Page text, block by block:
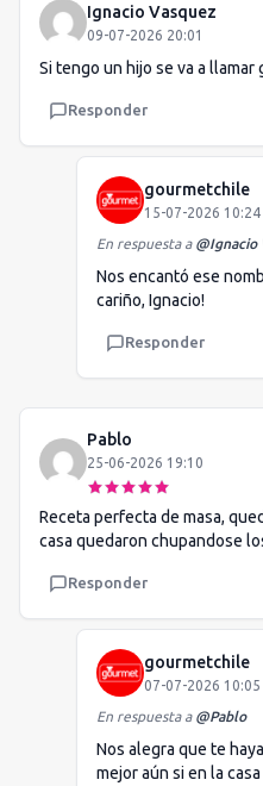
Ignacio Vasquez
09-07-2026 20:01
Si tengo un hijo se va a
Responder
gourmetchile
15-07-2026 10:24
En respuesta a @Ignacio
Nos encantó ese
cariño, Ignacio!
Responder
Pablo
25-06-2026 19:10
Receta perfecta de masa,
casa quedaron chupandose
Responder
gourmetchile
07-07-2026 10:05
En respuesta a @Pablo
Nos alegra que te
mejor aún si en la